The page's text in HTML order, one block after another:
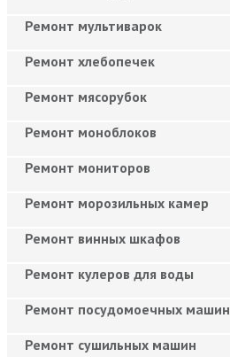
Ремонт мультиварок
Ремонт хлебопечек
Ремонт мясорубок
Ремонт моноблоков
Ремонт мониторов
Ремонт морозильных камер
Ремонт винных шкафов
Ремонт кулеров для воды
Ремонт посудомоечных машин
Ремонт сушильных машин